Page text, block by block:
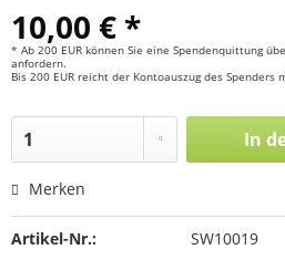
10,00 € *
* Ab 200 EUR können Sie eine Spendenquittung
anfordern.
Bis 200 EUR reicht der Kontoauszug des
In
Merken
Artikel-Nr.: SW10019